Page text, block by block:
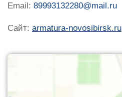
Email: 89993132280@mail.ru
Сайт: armatura-novosibirsk.ru